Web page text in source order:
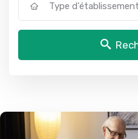
Type d'établissement